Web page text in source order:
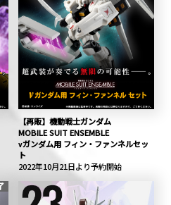
【再販】機動戦士ガンダム
MOBILE SUIT ENSEMBLE
νガンダム用 フィン・ファンネルセッ
ト
2022年10月21日より予約開始